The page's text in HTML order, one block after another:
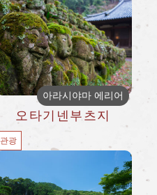
아라시야마 에리어
오타기넨부츠지
관광